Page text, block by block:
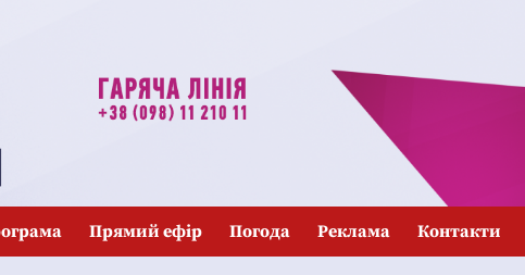
Прямий ефір Погода Реклама Контакти